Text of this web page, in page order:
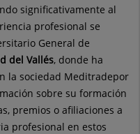
significativamente al
profesional se
General de
del Vallés, donde ha
la sociedad Meditradepor
sobre su formación
premios o afiliaciones a
profesional en estos